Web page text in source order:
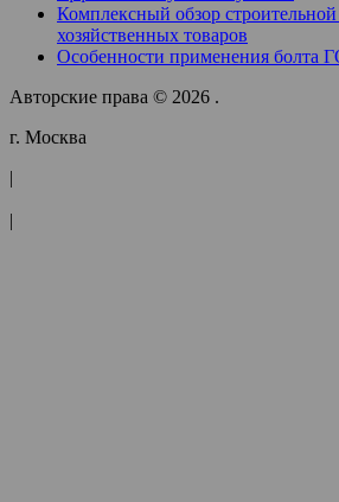
Комплексный обзор
хозяйственных товаров
Особенности применения болта
Авторские права © 2026 .
г. Москва
|
|